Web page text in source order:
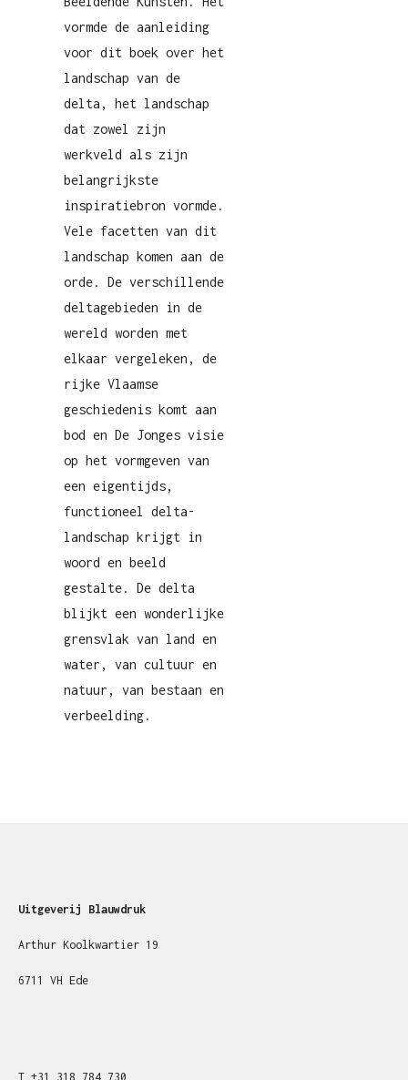
vormde de aanleiding
voor dit boek over het
landschap van de
delta, het landschap
dat zowel zijn
werkveld als zijn
belangrijkste
inspiratiebron vormde.
Vele facetten van dit
landschap komen aan de
orde. De verschillende
deltagebieden in de
wereld worden met
elkaar vergeleken, de
rijke Vlaamse
geschiedenis komt aan
bod en De Jonges visie
op het vormgeven van
een eigentijds,
functioneel delta-
landschap krijgt in
woord en beeld
gestalte. De delta
blijkt een wonderlijke
grensvlak van land en
water, van cultuur en
natuur, van bestaan en
verbeelding.
Uitgeverij Blauwdruk
Arthur Koolkwartier 19
6711 VH Ede
T +31 318 784 730